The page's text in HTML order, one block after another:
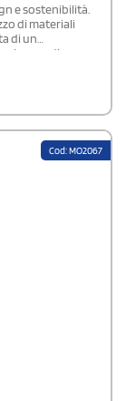
e sostenibilità.
di materiali
di un
area di
Disponibile in
Cod: MO2067